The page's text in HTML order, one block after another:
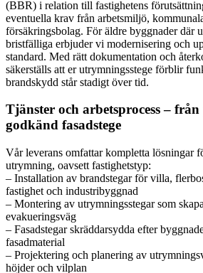
(BBR) i relation till fastighetens
eventuella krav från arbetsmiljö,
försäkringsbolag. För äldre byggnader där
bristfälliga erbjuder vi modernisering och
standard. Med rätt dokumentation och
säkerställs att er utrymningsstege förblir
brandskydd står stadigt över tid.
Tjänster och arbetsprocess –
godkänd fasadstege
Vår leverans omfattar kompletta lösningar
utrymning, oavsett fastighetstyp:
– Installation av brandstegar för villa,
fastighet och industribyggnad
– Montering av utrymningsstegar som
evakueringsväg
– Fasadstegar skräddarsydda efter
fasadmaterial
– Projektering och planering av
höjder och vilplan